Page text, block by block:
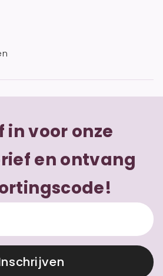
in voor onze
en ontvang